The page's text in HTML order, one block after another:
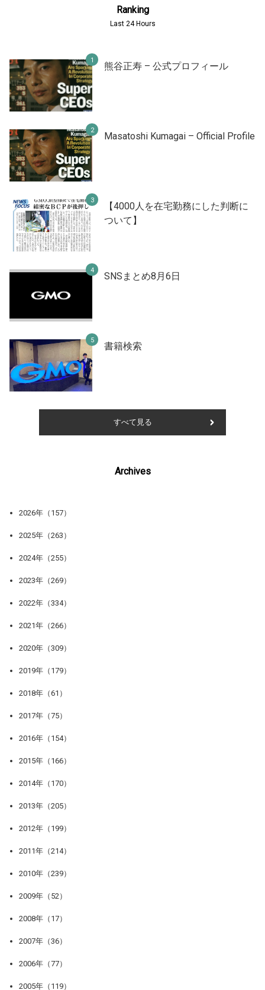
Ranking
Last 24 Hours
熊谷正寿 – 公式プロフィール
Masatoshi Kumagai – Official Profile
【4000人を在宅勤務にした判断に
ついて】
SNSまとめ8月6日
書籍検索
すべて見る
Archives
2026年（157）
2025年（263）
2024年（255）
2023年（269）
2022年（334）
2021年（266）
2020年（309）
2019年（179）
2018年（61）
2017年（75）
2016年（154）
2015年（166）
2014年（170）
2013年（205）
2012年（199）
2011年（214）
2010年（239）
2009年（52）
2008年（17）
2007年（36）
2006年（77）
2005年（119）